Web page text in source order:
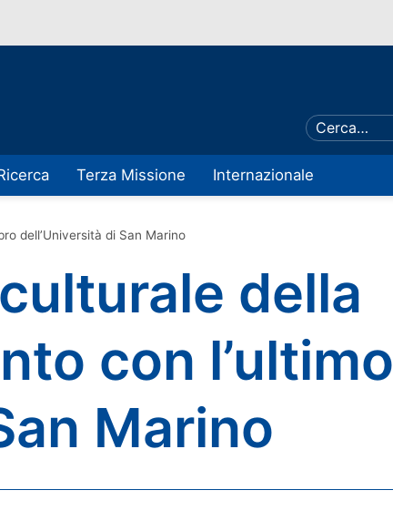
Terza Missione Internazionale
dell’Università di San Marino
della
con l’ultimo
Marino